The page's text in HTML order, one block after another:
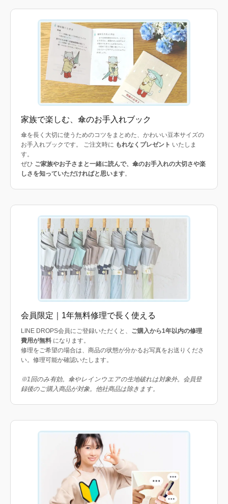
家族で楽しむ、傘のお手入れブック
傘を長く大切に使うためのコツをまとめた、かわいい豆本サイズの
お手入れブックです。 ご注文時に もれなくプレゼント いたしま
す。
ぜひ ご家族やお子さまと一緒に読んで、傘のお手入れの大切さや楽
しさを知っていただければと思います。
会員限定｜1年無料修理で長く使える
LINE DROPS会員にご登録いただくと、 ご購入から1年以内の修理
費用が無料 になります。
修理をご希望の場合は、商品の状態が分かるお写真をお送りくださ
い。修理可能か確認いたします。
※1回のみ有効。傘やレインウエアの生地破れは対象外。会員登
録後のご購入商品が対象。他社商品は除きます。